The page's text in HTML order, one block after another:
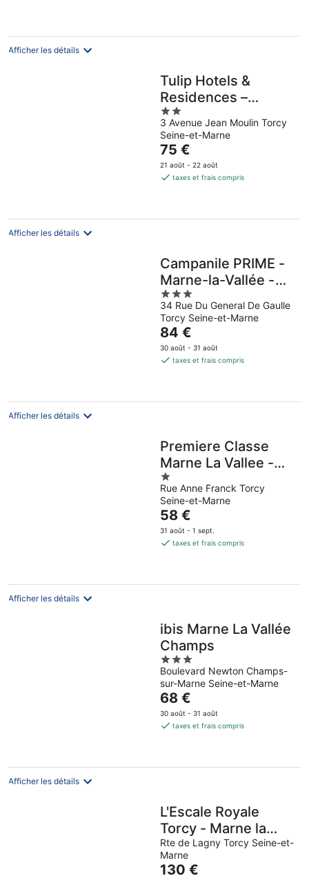
par
Afficher les détails
Tulip Hotels &
Residences –
Marne-la-Vallee
Torcy
2
out
of
5
3 Avenue Jean Moulin Torcy
Seine-et-Marne
Le
prix
est
par
75 €
21 août - 22 août
taxes et frais compris
Afficher les détails
Campanile PRIME -
Marne-la-Vallée -
Torcy
3
out
of
5
34 Rue Du General De Gaulle
Torcy Seine-et-Marne
Le
prix
est
par
84 €
30 août - 31 août
taxes et frais compris
Afficher les détails
Premiere Classe
Marne La Vallee -
Torcy
1
out
of
5
Rue Anne Franck Torcy
Seine-et-Marne
Le
prix
est
par
58 €
31 août - 1 sept.
taxes et frais compris
Afficher les détails
ibis Marne La Vallée
Champs
3
out
of
5
Boulevard Newton Champs-
sur-Marne Seine-et-Marne
Le
prix
est
par
68 €
30 août - 31 août
taxes et frais compris
Afficher les détails
L'Escale Royale
Torcy - Marne la
Vallée
Rte de Lagny Torcy Seine-et-
Marne
Le
130 €